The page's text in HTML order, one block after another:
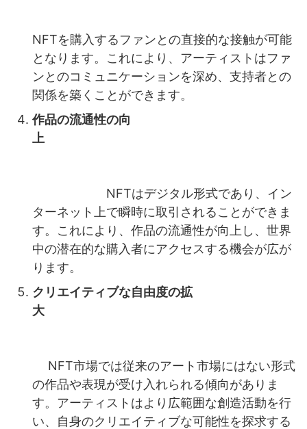
NFTを購入するファンとの直接的な接触が可能
となります。これにより、アーティストはファ
ンとのコミュニケーションを深め、支持者との
関係を築くことができます。
作品の流通性の向
上
NFTはデジタル形式であり、イン
ターネット上で瞬時に取引されることができま
す。これにより、作品の流通性が向上し、世界
中の潜在的な購入者にアクセスする機会が広が
ります。
クリエイティブな自由度の拡
大
NFT市場では従来のアート市場にはない形式
の作品や表現が受け入れられる傾向がありま
す。アーティストはより広範囲な創造活動を行
い、自身のクリエイティブな可能性を探求する